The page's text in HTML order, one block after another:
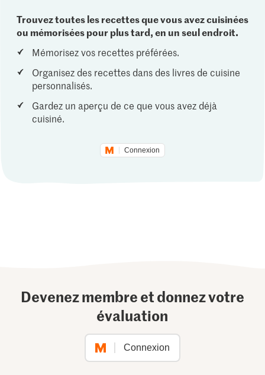
Trouvez toutes les recettes que vous avez cuisinées
ou mémorisées pour plus tard, en un seul endroit.
Mémorisez vos recettes préférées.
Organisez des recettes dans des livres de cuisine
personnalisés.
Gardez un aperçu de ce que vous avez déjà
cuisiné.
Connexion
Devenez membre et donnez votre
évaluation
Connexion